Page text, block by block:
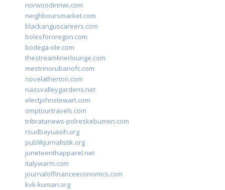
norwoodinnwi.com
neighboursmarket.com
blackanguscareers.com
bolesfororegon.com
bodega-ole.com
thestreamlinerlounge.com
mestrinorubanofc.com
novelatherton.com
nassvalleygardens.net
electjohnstewart.com
omptourtravels.com
tribratanews-polreskebumen.com
rsudbayuasih.org
publikjurnalistik.org
juneteenthapparel.net
italywarm.com
journaloffinanceeconomics.com
kvk-kumari.org